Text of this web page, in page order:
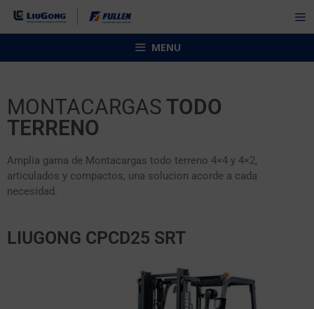
MENU
MONTACARGAS TODO
TERRENO
Amplia gama de Montacargas todo terreno 4×4 y 4×2,
articulados y compactos, una solucion acorde a cada
necesidad.
LIUGONG CPCD25 SRT